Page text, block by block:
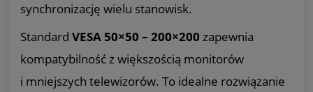
synchronizację wielu stanowisk.
Standard VESA 50×50 – 200×200 zapewnia
kompatybilność z większością monitorów
i mniejszych telewizorów. To idealne rozwiązanie